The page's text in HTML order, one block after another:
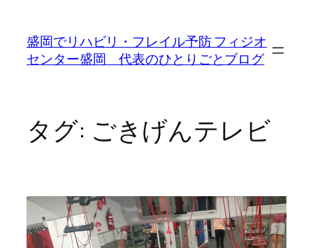
盛岡でリハビリ・フレイル予防 フィジオ
センター盛岡 代表のひとりごとブログ
タグ: ごきげんテレビ